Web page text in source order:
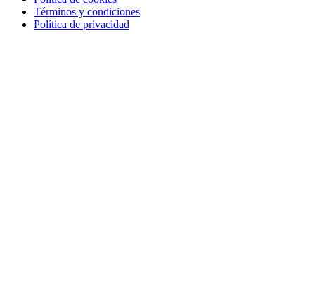
Términos y condiciones
Política de privacidad